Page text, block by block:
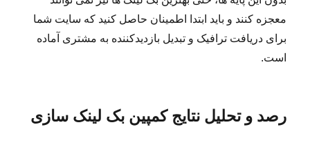
معجزه کنند و باید ابتدا اطمینان حاصل کنید که سایت شما
برای دریافت ترافیک و تبدیل بازدیدکننده به مشتری آماده
است.
رصد و تحلیل نتایج کمپین بک لینک سازی